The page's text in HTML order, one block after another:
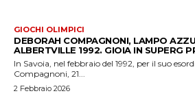
GIOCHI OLIMPICI
DEBORAH COMPAGNONI, LAMPO
ALBERTVILLE 1992. GIOIA IN SUPERG
In Savoia, nel febbraio del 1992, per il suo
Compagnoni, 21...
2 Febbraio 2026